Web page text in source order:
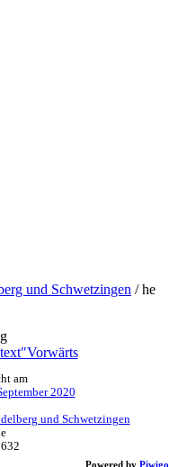
und Schwetzingen /he
Vorwärts
am
2020
und Schwetzingen
Powered by Piwigo